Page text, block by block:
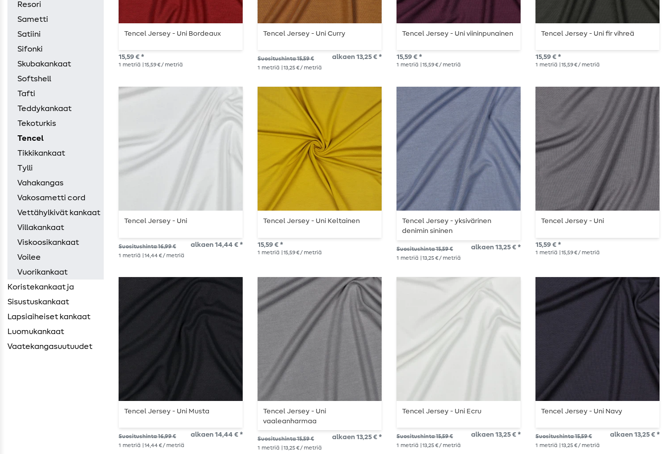
Resori
Sametti
Satiini
Sifonki
Skubakankaat
Softshell
Tafti
Teddykankaat
Tekoturkis
Tencel
Tikkikankaat
Tylli
Vahakangas
Vakosametti cord
Vettähylkivät kankaat
Villakankaat
Viskoosikankaat
Voilee
Vuorikankaat
Koristekankaat ja
Sisustuskankaat
Lapsiaiheiset kankaat
Luomukankaat
Vaatekangasuutuudet
Tencel Jersey - Uni Bordeaux
15,59 € *
1 metriä | 15,59 € / metriä
Tencel Jersey - Uni Curry
Suositushinta 15,59 € alkaen 13,25 € *
1 metriä | 13,25 € / metriä
Tencel Jersey - Uni viininpunainen
15,59 € *
1 metriä | 15,59 € / metriä
Tencel Jersey - Uni fir vihreä
15,59 € *
1 metriä | 15,59 € / metriä
Tencel Jersey - Uni
Suositushinta 16,99 € alkaen 14,44 € *
1 metriä | 14,44 € / metriä
Tencel Jersey - Uni Keltainen
15,59 € *
1 metriä | 15,59 € / metriä
Tencel Jersey - yksivärinen
denimin sininen
Suositushinta 15,59 € alkaen 13,25 € *
1 metriä | 13,25 € / metriä
Tencel Jersey - Uni
15,59 € *
1 metriä | 15,59 € / metriä
Tencel Jersey - Uni Musta
Suositushinta 16,99 € alkaen 14,44 € *
1 metriä | 14,44 € / metriä
Tencel Jersey - Uni
vaaleanharmaa
Suositushinta 15,59 € alkaen 13,25 € *
1 metriä | 13,25 € / metriä
Tencel Jersey - Uni Ecru
Suositushinta 15,59 € alkaen 13,25 € *
1 metriä | 13,25 € / metriä
Tencel Jersey - Uni Navy
Suositushinta 15,59 € alkaen 13,25 € *
1 metriä | 13,25 € / metriä